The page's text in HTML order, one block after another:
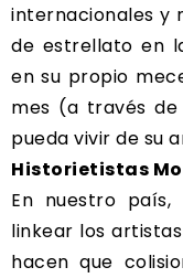
internacionales y
de estrellato en
en su propio
mes (a través de
pueda vivir de su
Historietistas
En nuestro país,
linkear los
hacen que